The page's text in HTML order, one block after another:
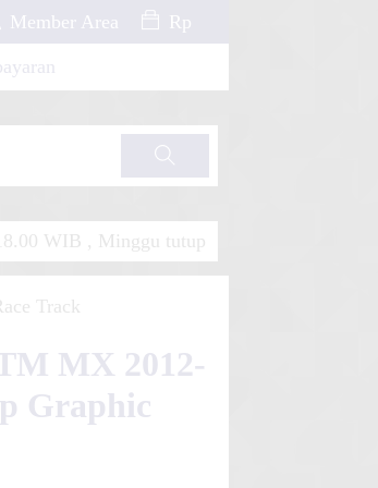
Member Area Rp
Cari
WIB , Minggu tutup
Track
MX 2012-
Graphic